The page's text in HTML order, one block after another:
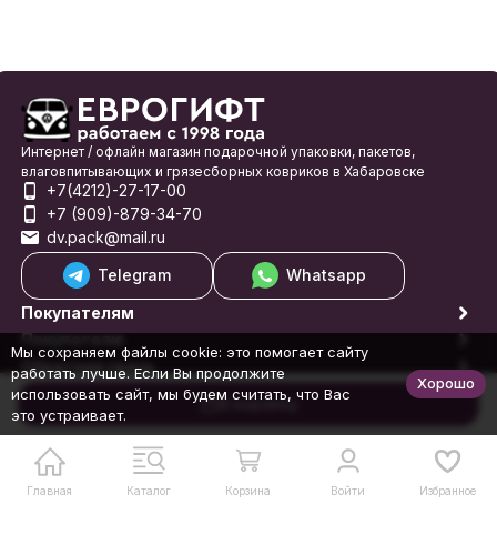
В корзину
Главная Каталог Корзина Войти Избранное
Интернет / офлайн магазин подарочной упаковки, пакетов,
влаговпитывающих и грязесборных ковриков в Хабаровске
+7(4212)-27-17-00
+7 (909)-879-34-70
dv.pack@mail.ru
Telegram
Whatsapp
Покупателям
Покупателю
Обратная связь
© 1998-2026 Еврогифт
Мы сохраняем файлы cookie: это помогает сайту
работать лучше. Если Вы продолжите
использовать сайт, мы будем считать, что Вас
это устраивает.
Хорошо